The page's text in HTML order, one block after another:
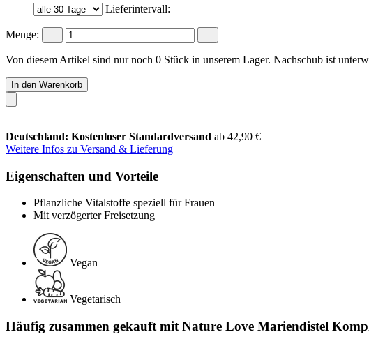
Lieferintervall:
Menge:
Von diesem Artikel sind nur noch 0 Stück in unserem Lager. Nachschub ist
In den Warenkorb
Deutschland: Kostenloser Standardversand ab 42,90 €
Weitere Infos zu Versand & Lieferung
Eigenschaften und Vorteile
Pflanzliche Vitalstoffe speziell für Frauen
Mit verzögerter Freisetzung
Vegan
Vegetarisch
Häufig zusammen gekauft mit Nature Love Mariendistel